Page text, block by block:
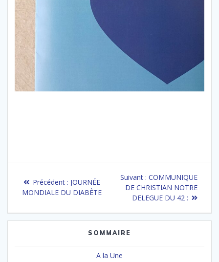
de
l’article
Précédent : Article
précédent
JOURNÉE
MONDIALE DU DIABÈTE
Suivant : Article
suivant
:
COMMUNIQUE
DE CHRISTIAN NOTRE
DELEGUE DU 42 :
SOMMAIRE
A la Une